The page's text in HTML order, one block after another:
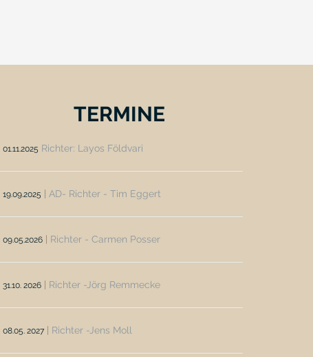
TERMINE
01.11.2025 Richter: Layos Földvari
19.09.2025 AD- Richter - Tim Eggert
09.05.2026 Richter - Carmen Posser
31.10. 2026 Richter -Jörg Remmecke
08.05. 2027 Richter -Jens Moll